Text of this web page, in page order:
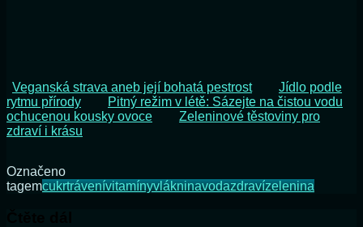
Veganská strava aneb její bohatá pestrost
Jídlo podle
rytmu přírody
Pitný režim v létě: Sázejte na čistou vodu
ochucenou kousky ovoce
Zeleninové těstoviny pro
zdraví i krásu
Označeno
tagemcukrtrávenívitamínyvlákninavodazdravízelenina